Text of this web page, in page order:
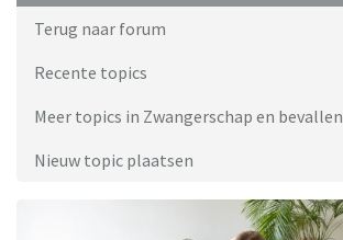
Terug naar forum
Recente topics
Meer topics in Zwangerschap en bevallen
Nieuw topic plaatsen